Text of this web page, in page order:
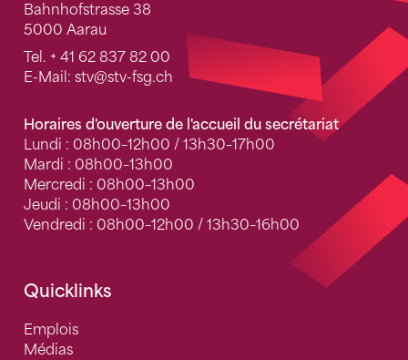
Bahnhofstrasse 38
5000 Aarau
Tel. + 41 62 837 82 00
E-Mail: stv@stv-fsg.ch
Horaires d'ouverture de l'accueil du secrétariat
Lundi : 08h00–12h00 / 13h30–17h00
Mardi : 08h00–13h00
Mercredi : 08h00–13h00
Jeudi : 08h00–13h00
Vendredi : 08h00–12h00 / 13h30–16h00
Quicklinks
Emplois
Médias